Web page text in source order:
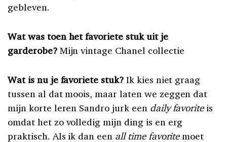
gebleven.
Wat was toen het favoriete stuk uit je
garderobe?Mijn vintage Chanel collectie
Wat is nu je favoriete stuk? Ik kies niet graag
tussen al dat moois, maar laten we zeggen dat
mijn korte leren Sandro jurk een daily favoriteis
omdat het zo volledig mijn ding is en erg
praktisch. Als ik dan een all time favoritemoet